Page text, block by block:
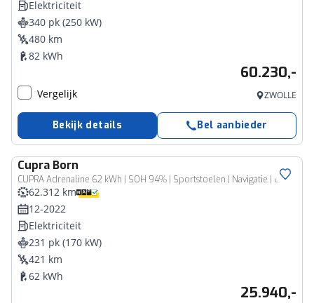
Elektriciteit
340 pk (250 kW)
480 km
82 kWh
60.230,-
Vergelijk ZWOLLE
Bekijk details Bel aanbieder
Cupra Born
CUPRA Adrenaline 62 kWh | SOH 94% | Sportstoelen | Navigatie | Camera | DAB | Apple CarPlay/Android Auto | Interieurverlichting | Adaptieve Cruise Control | Beats Audio |
62.312 km
12-2022
Elektriciteit
231 pk (170 kW)
421 km
62 kWh
25.940,-